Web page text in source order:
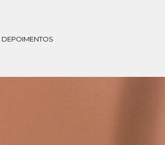
DEPOIMENTOS